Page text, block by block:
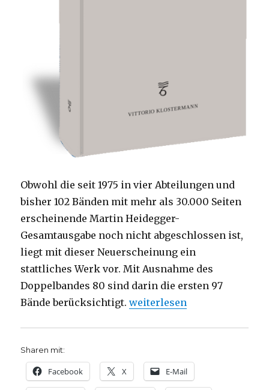
Obwohl die seit 1975 in vier Abteilungen und
bisher 102 Bänden mit mehr als 30.000 Seiten
erscheinende Martin Heidegger-
Gesamtausgabe noch nicht abgeschlossen ist,
liegt mit dieser Neuerscheinung ein
stattliches Werk vor. Mit Ausnahme des
Doppelbandes 80 sind darin die ersten 97
Bände berücksichtigt.„Registerband zur
weiterlesen
Sharen mit:
Facebook X E-Mail